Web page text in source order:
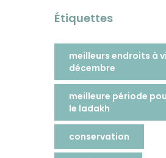
Étiquettes
meilleurs endroits à
décembre
meilleure période
le ladakh
conservation